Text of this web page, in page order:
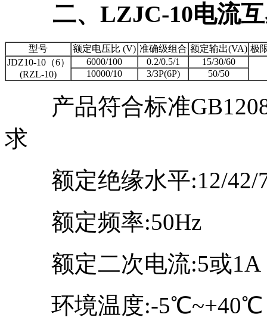
二、LZJC-10电流互
型号 额定电压比 (V) 准确级组合 额定输出(VA) 极
JDZ10-10（6）
(RZL-10)
6000/100 0.2/0.5/1
15/30/60
10000/10
3/3P(6P) 50/50
产品符合标准
求
额定绝缘水平:12/42/
额定频率:50Hz
额定二次电流:5或1A
环境温度:-5℃~+40℃